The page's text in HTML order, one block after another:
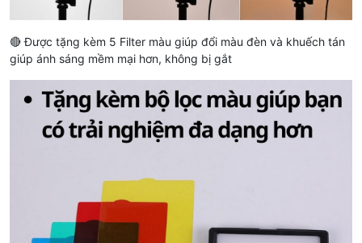
🔴 Được tặng kèm 5 Filter màu giúp đổi màu đèn và khuếch tán
giúp ánh sáng mềm mại hơn, không bị gắt